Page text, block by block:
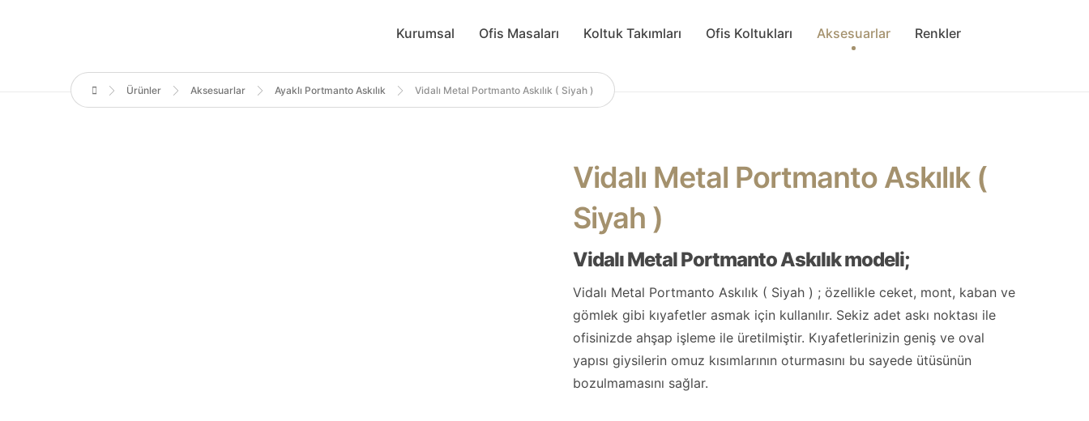
Kurumsal Ofis Masaları Koltuk Takımları Ofis Koltukları Aksesuarlar Renkler
Ürünler Aksesuarlar Ayaklı Portmanto Askılık Vidalı Metal Portmanto Askılık ( Siyah )
Vidalı Metal Portmanto Askılık (
Siyah )
Vidalı Metal Portmanto Askılık modeli;
Vidalı Metal Portmanto Askılık ( Siyah ) ; özellikle ceket, mont, kaban ve
gömlek gibi kıyafetler asmak için kullanılır. Sekiz adet askı noktası ile
ofisinizde ahşap işleme ile üretilmiştir. Kıyafetlerinizin geniş ve oval
yapısı giysilerin omuz kısımlarının oturmasını bu sayede ütüsünün
bozulmamasını sağlar.